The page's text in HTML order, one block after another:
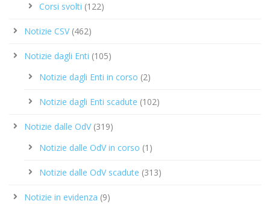
Corsi svolti (122)
Notizie CSV(462)
Notizie dagli Enti (105)
Notizie dagli Enti in corso (2)
Notizie dagli Enti scadute (102)
Notizie dalle OdV(319)
Notizie dalle OdV in corso (1)
Notizie dalle OdV scadute (313)
Notizie in evidenza (9)